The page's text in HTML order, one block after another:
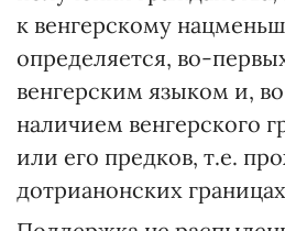
к венгерскому
определяется, во-
венгерским языком и,
наличием венгерского
или его предков, т.е.
дотрианонских